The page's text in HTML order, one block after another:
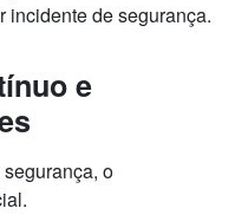
incidente de segurança.
e
o